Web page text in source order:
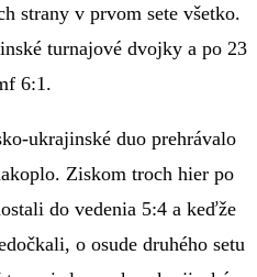
strany v prvom sete všetko.
turnajové dvojky a po 23
6:1.
ukrajinské duo prehrávalo
Ziskom troch hier po
do vedenia 5:4 a keďže
o osude druhého setu